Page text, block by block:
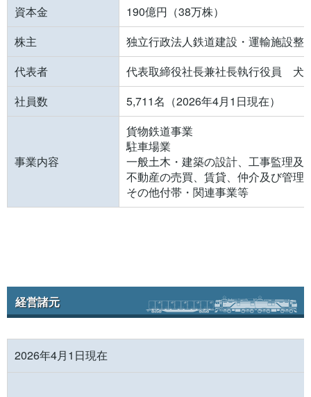
資本金
190億円（38万株）
株主
独立行政法人鉄道建設・運輸施設整
代表者
代表取締役社長兼社長執行役員
社員数
5,711名（2026年4月1日現在）
事業内容
貨物鉄道事業
駐車場業
一般土木・建築の設計、工事監理及
不動産の売買、賃貸、仲介及び管理
その他付帯・関連事業等
経営諸元
2026年4月1日現在